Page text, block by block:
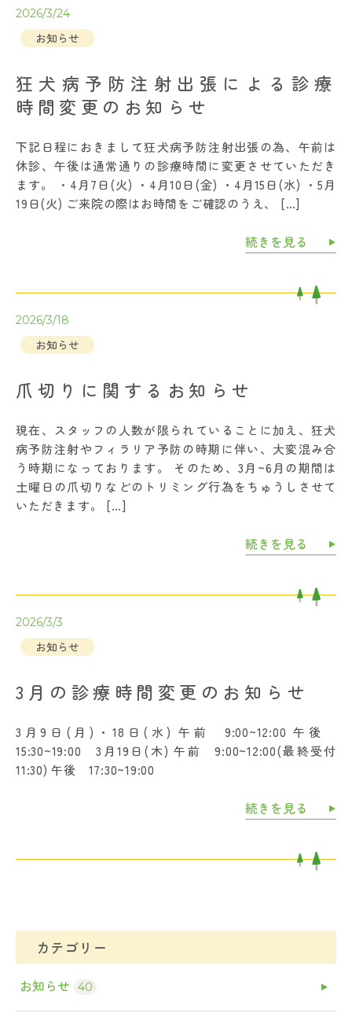
2026/3/24
お知らせ
狂犬病予防注射出張による診療
時間変更のお知らせ
下記日程におきまして狂犬病予防注射出張の為、午前は
休診、午後は通常通りの診療時間に変更させていただき
ます。 ・4月7日(火) ・4月10日(金) ・4月15日(水) ・5月
19日(火) ご来院の際はお時間をご確認のうえ、 […]
続きを見る
2026/3/18
お知らせ
爪切りに関するお知らせ
現在、スタッフの人数が限られていることに加え、狂犬
病予防注射やフィラリア予防の時期に伴い、大変混み合
う時期になっております。 そのため、3月~6月の期間は
土曜日の爪切りなどのトリミング行為をちゅうしさせて
いただきます。 […]
続きを見る
2026/3/3
お知らせ
3月の診療時間変更のお知らせ
3月9日(月)・18日(水) 午前 9:00~12:00 午後
15:30~19:00 3月19日(木) 午前 9:00~12:00(最終受付
11:30) 午後 17:30~19:00
続きを見る
カテゴリー
お知らせ 40